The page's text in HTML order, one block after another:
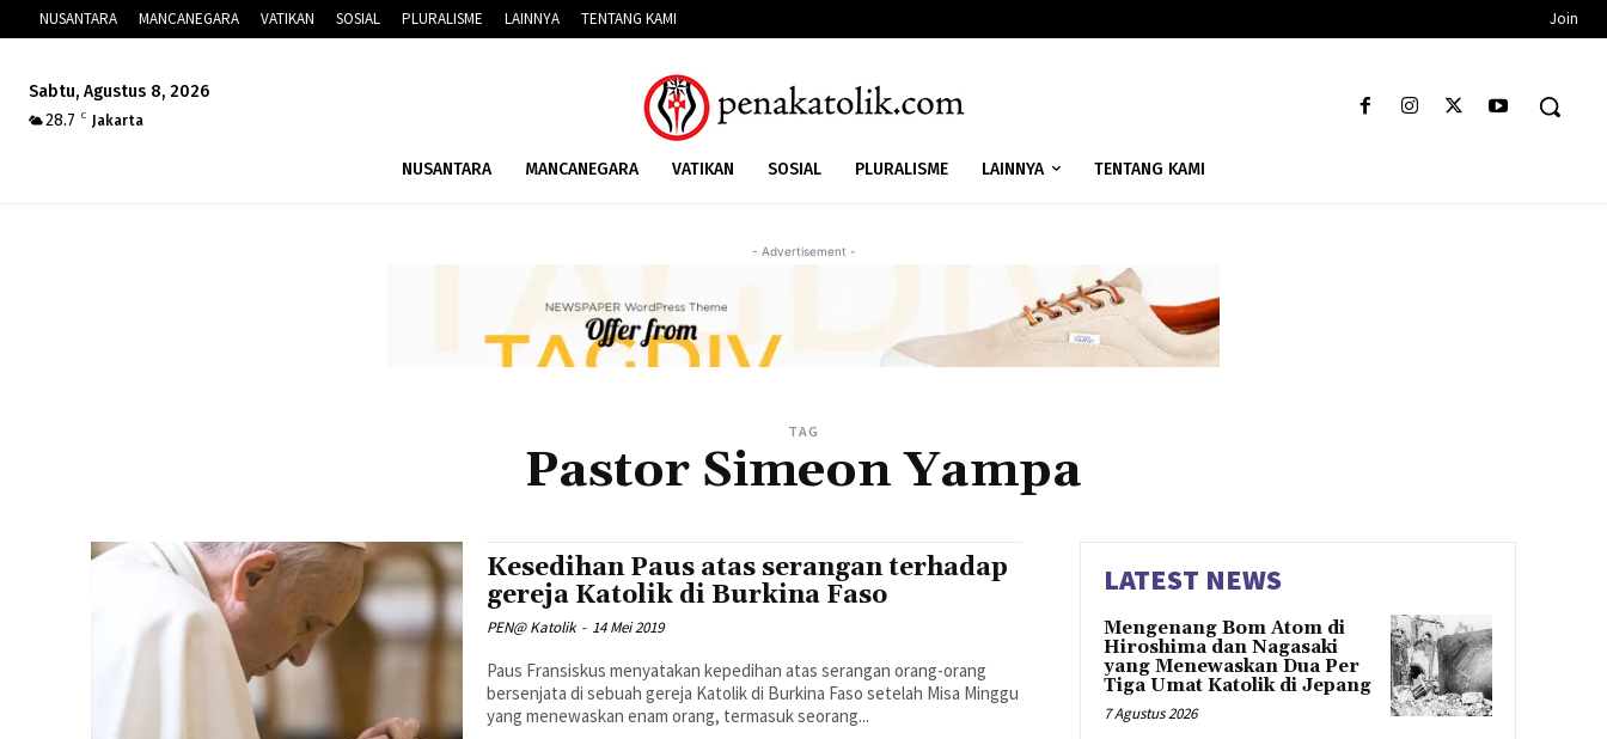
NUSANTARA MANCANEGARA VATIKAN SOSIAL PLURALISME LAINNYA TENTANG KAMI Join
Sabtu, Agustus 8, 2026
28.7
C Jakarta
NUSANTARA MANCANEGARA VATIKAN SOSIAL PLURALISME LAINNYA TENTANG KAMI
- Advertisement -
TAG
Pastor Simeon Yampa
Kesedihan Paus atas serangan terhadap
gereja Katolik di Burkina Faso
PEN@ Katolik - 14 Mei 2019
Paus Fransiskus menyatakan kepedihan atas serangan orang-orang
bersenjata di sebuah gereja Katolik di Burkina Faso setelah Misa Minggu
yang menewaskan enam orang, termasuk seorang...
LATEST NEWS
Mengenang Bom Atom di
Hiroshima dan Nagasaki
yang Menewaskan Dua Per
Tiga Umat Katolik di Jepang
7 Agustus 2026